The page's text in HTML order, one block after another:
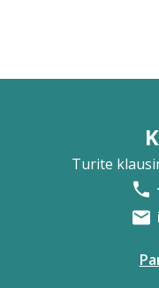
Turite